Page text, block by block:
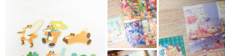
着上，是个能用则用，巧思来自于自己手工的年代。
1940年在战争的影响下，除节省布料的原因以外，女性的地位也随之
升起，在这个时代你会发现有许多衣着是有高耸垫肩的，这也代表着